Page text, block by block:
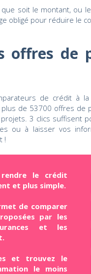
soit le montant, ou
obligé pour réduire le
offres de
de crédit à la
plus de 53700 offres
3 clics suffisent
ou à laisser vos
!
le crédit
et plus simple.
de comparer
par les
et les
et trouvez le
le moins